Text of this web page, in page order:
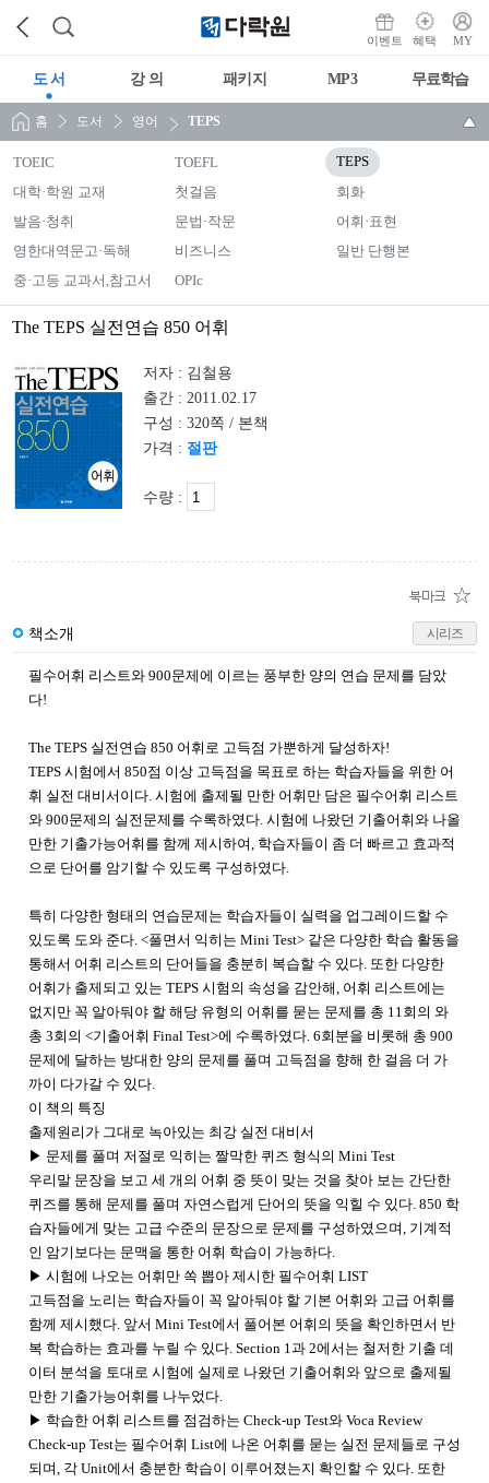
이벤트 혜택 MY
도 서 강 의 패키지 MP3 무료학습
홈 도서 영어 TEPS
TOEIC TOEFL TEPS
대학·학원 교재 첫걸음
회화
발음·청취
문법·작문
어휘·표현
영한대역문고·독해
비즈니스
일반 단행본
중·고등 교과서,참고서
OPIc
The TEPS 실전연습 850 어휘
저자 : 김철용
출간 : 2011.02.17
구성 : 320쪽 / 본책
가격 : 절판
수량 :
책소개 시리즈
필수어휘 리스트와 900문제에 이르는 풍부한 양의 연습 문제를 담았
다!
The TEPS 실전연습 850 어휘로 고득점 가뿐하게 달성하자!
TEPS 시험에서 850점 이상 고득점을 목표로 하는 학습자들을 위한 어
휘 실전 대비서이다. 시험에 출제될 만한 어휘만 담은 필수어휘 리스트
와 900문제의 실전문제를 수록하였다. 시험에 나왔던 기출어휘와 나올
만한 기출가능어휘를 함께 제시하여, 학습자들이 좀 더 빠르고 효과적
으로 단어를 암기할 수 있도록 구성하였다.
특히 다양한 형태의 연습문제는 학습자들이 실력을 업그레이드할 수
있도록 도와 준다. <풀면서 익히는 Mini Test> 같은 다양한 학습 활동을
통해서 어휘 리스트의 단어들을 충분히 복습할 수 있다. 또한 다양한
어휘가 출제되고 있는 TEPS 시험의 속성을 감안해, 어휘 리스트에는
없지만 꼭 알아둬야 할 해당 유형의 어휘를 묻는 문제를 총 11회의 와
총 3회의 <기출어휘 Final Test>에 수록하였다. 6회분을 비롯해 총 900
문제에 달하는 방대한 양의 문제를 풀며 고득점을 향해 한 걸음 더 가
까이 다가갈 수 있다.
이 책의 특징
출제원리가 그대로 녹아있는 최강 실전 대비서
▶ 문제를 풀며 저절로 익히는 짤막한 퀴즈 형식의 Mini Test
우리말 문장을 보고 세 개의 어휘 중 뜻이 맞는 것을 찾아 보는 간단한
퀴즈를 통해 문제를 풀며 자연스럽게 단어의 뜻을 익힐 수 있다. 850 학
습자들에게 맞는 고급 수준의 문장으로 문제를 구성하였으며, 기계적
인 암기보다는 문맥을 통한 어휘 학습이 가능하다.
▶ 시험에 나오는 어휘만 쏙 뽑아 제시한 필수어휘 LIST
고득점을 노리는 학습자들이 꼭 알아둬야 할 기본 어휘와 고급 어휘를
함께 제시했다. 앞서 Mini Test에서 풀어본 어휘의 뜻을 확인하면서 반
복 학습하는 효과를 누릴 수 있다. Section 1과 2에서는 철저한 기출 데
이터 분석을 토대로 시험에 실제로 나왔던 기출어휘와 앞으로 출제될
만한 기출가능어휘를 나누었다.
▶ 학습한 어휘 리스트를 점검하는 Check-up Test와 Voca Review
Check-up Test는 필수어휘 List에 나온 어휘를 묻는 실전 문제들로 구성
되며, 각 Unit에서 충분한 학습이 이루어졌는지 확인할 수 있다. 또한